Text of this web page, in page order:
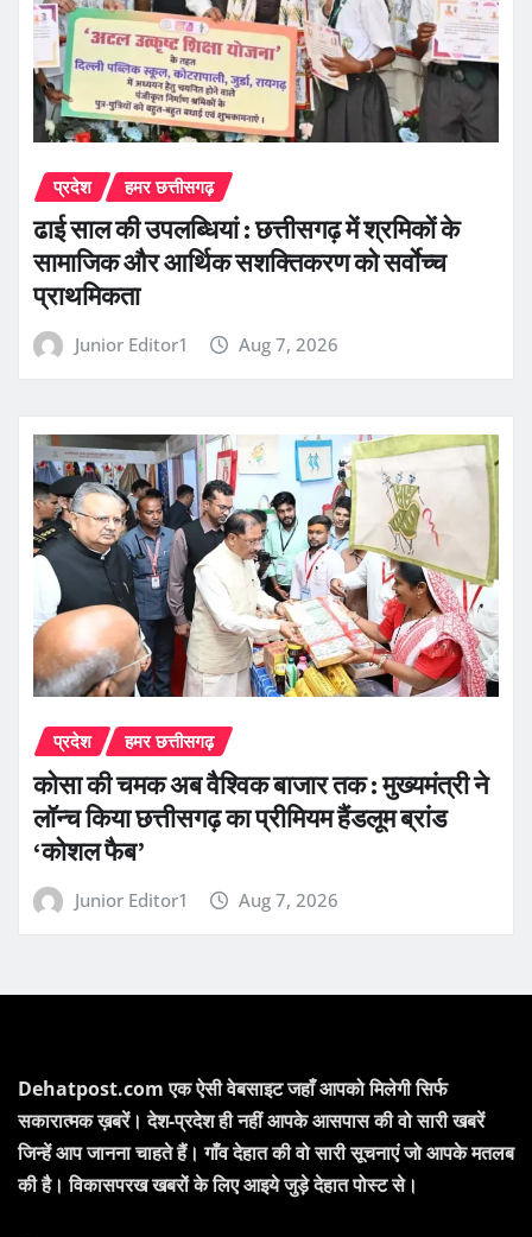
प्रदेश हमर छत्तीसगढ़
ढाई साल की उपलब्धियां : छत्तीसगढ़ में श्रमिकों के
सामाजिक और आर्थिक सशक्तिकरण को सर्वाेच्च
प्राथमिकता
Junior Editor1 Aug 7, 2026
प्रदेश हमर छत्तीसगढ़
कोसा की चमक अब वैश्विक बाजार तक : मुख्यमंत्री ने
लॉन्च किया छत्तीसगढ़ का प्रीमियम हैंडलूम ब्रांड
‘कोशल फैब’
Junior Editor1 Aug 7, 2026
Dehatpost.com एक ऐसी वेबसाइट जहाँ आपको मिलेगी सिर्फ
सकारात्मक ख़बरें। देश-प्रदेश ही नहीं आपके आसपास की वो सारी खबरें
जिन्हें आप जानना चाहते हैं। गाँव देहात की वो सारी सूचनाएं जो आपके मतलब
की है। विकासपरख खबरों के लिए आइये जुड़े देहात पोस्ट से।